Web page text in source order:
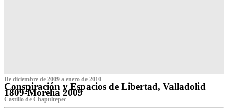
De diciembre de 2009 a enero de 2010
Conspiración y Espacios de Libertad, Valladolid
1809-Morelia 2009
Castillo de Chapultepec